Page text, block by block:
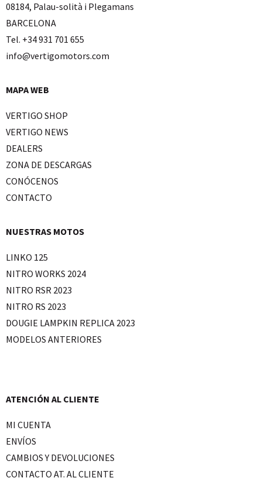
08184, Palau-solità i Plegamans
BARCELONA
Tel. +34 931 701 655
info@vertigomotors.com
MAPA WEB
VERTIGO SHOP
VERTIGO NEWS
DEALERS
ZONA DE DESCARGAS
CONÓCENOS
CONTACTO
NUESTRAS MOTOS
LINKO 125
NITRO WORKS 2024
NITRO RSR 2023
NITRO RS 2023
DOUGIE LAMPKIN REPLICA 2023
MODELOS ANTERIORES
ATENCIÓN AL CLIENTE
MI CUENTA
ENVÍOS
CAMBIOS Y DEVOLUCIONES
CONTACTO AT. AL CLIENTE